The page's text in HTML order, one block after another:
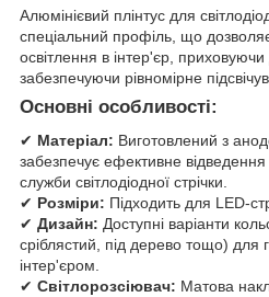
Алюмінієвий плінтус для
спеціальний профіль, що
освітлення в інтер'єр,
забезпечуючи рівномірне
Основні особливості:
✔ Матеріал: Виготовлений з
забезпечує ефективне
служби світлодіодної стрічки.
✔ Розміри: Підходить для LED-
✔ Дизайн: Доступні варіанти
сріблястий, під дерево тощо) для
інтер'єром.
✔ Світлорозсіювач: Матова